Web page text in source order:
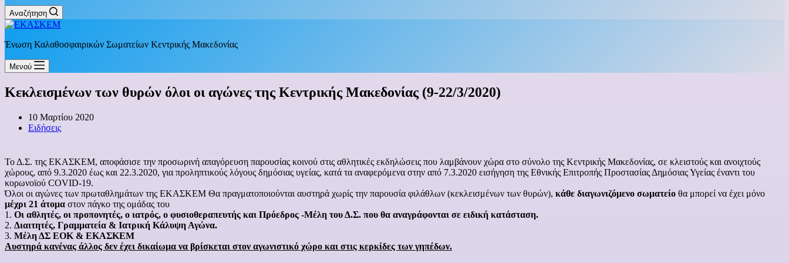
Αναζήτηση
Ένωση Καλαθοσφαιρικών Σωματείων Κεντρικής Μακεδονίας
Μενού
Κεκλεισμένων των θυρών όλοι οι αγώνες της Κεντρικής Μακεδονίας (9-22/3/2020)
10 Μαρτίου 2020
Ειδήσεις
Το Δ.Σ. της ΕΚΑΣΚΕΜ, αποφάσισε την προσωρινή απαγόρευση παρουσίας κοινού στις αθλητικές εκδηλώσεις που λαμβάνουν χώρα στο σύνολο της Κεντρικής Μακεδονίας, σε κλειστούς και ανοιχτούς
χώρους, από 9.3.2020 έως και 22.3.2020, για προληπτικούς λόγους δημόσιας υγείας, κατά τα αναφερόμενα στην από 7.3.2020 εισήγηση της Εθνικής Επιτροπής Προστασίας Δημόσιας Υγείας έναντι του
κορωνοϊού COVID-19.
Όλοι οι αγώνες των πρωταθλημάτων της ΕΚΑΣΚΕΜ Θα πραγματοποιούνται αυστηρά χωρίς την παρουσία φιλάθλων (κεκλεισμένων των θυρών), κάθε διαγωνιζόμενο σωματείο θα μπορεί να έχει μόνο
μέχρι 21 άτομα στον πάγκο της ομάδας του
1. Οι αθλητές, οι προπονητές, ο ιατρός, ο φυσιοθεραπευτής και Πρόεδρος -Μέλη του Δ.Σ. που θα αναγράφονται σε ειδική κατάσταση.
2. Διαιτητές, Γραμματεία & Ιατρική Κάλυψη Αγώνα.
3. Μέλη ΔΣ ΕΟΚ & ΕΚΑΣΚΕΜ
Αυστηρά κανένας άλλος δεν έχει δικαίωμα να βρίσκεται στον αγωνιστικό χώρο και στις κερκίδες των γηπέδων.